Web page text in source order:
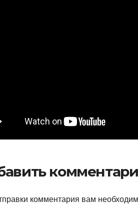
комментария вам